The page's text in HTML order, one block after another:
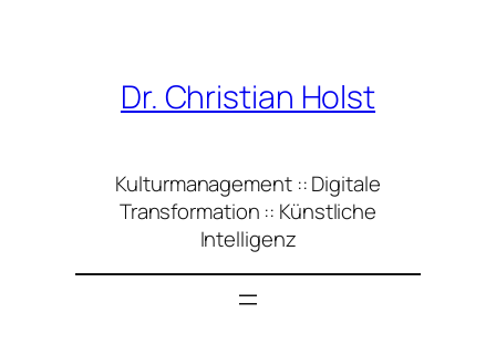
Dr. Christian Holst
Kulturmanagement :: Digitale
Transformation :: Künstliche
Intelligenz